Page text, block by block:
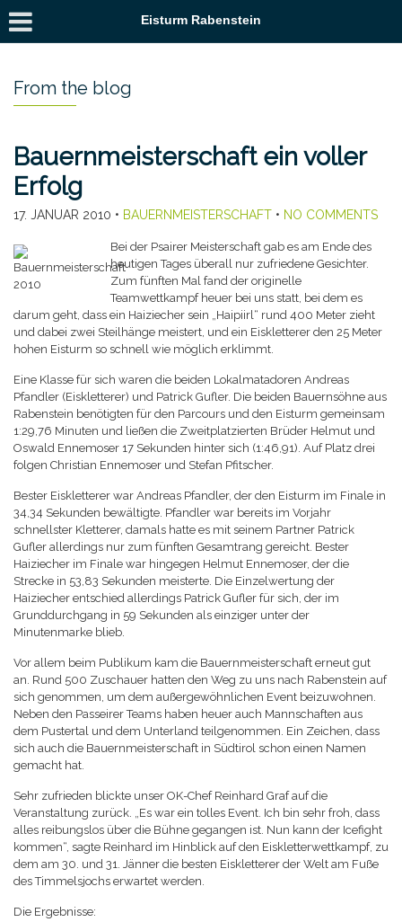
Eisturm Rabenstein
From the blog
Bauernmeisterschaft ein voller
Erfolg
17. JANUAR 2010 • BAUERNMEISTERSCHAFT • NO COMMENTS
Bei der Psairer Meisterschaft gab es am Ende des
heutigen Tages überall nur zufriedene Gesichter.
Zum fünften Mal fand der originelle
Teamwettkampf heuer bei uns statt, bei dem es
darum geht, dass ein Haiziecher sein „Haipiirl“ rund 400 Meter zieht
und dabei zwei Steilhänge meistert, und ein Eiskletterer den 25 Meter
hohen Eisturm so schnell wie möglich erklimmt.
Eine Klasse für sich waren die beiden Lokalmatadoren Andreas
Pfandler (Eiskletterer) und Patrick Gufler. Die beiden Bauernsöhne aus
Rabenstein benötigten für den Parcours und den Eisturm gemeinsam
1:29,76 Minuten und ließen die Zweitplatzierten Brüder Helmut und
Oswald Ennemoser 17 Sekunden hinter sich (1:46,91). Auf Platz drei
folgen Christian Ennemoser und Stefan Pfitscher.
Bester Eiskletterer war Andreas Pfandler, der den Eisturm im Finale in
34,34 Sekunden bewältigte. Pfandler war bereits im Vorjahr
schnellster Kletterer, damals hatte es mit seinem Partner Patrick
Gufler allerdings nur zum fünften Gesamtrang gereicht. Bester
Haiziecher im Finale war hingegen Helmut Ennemoser, der die
Strecke in 53,83 Sekunden meisterte. Die Einzelwertung der
Haiziecher entschied allerdings Patrick Gufler für sich, der im
Grunddurchgang in 59 Sekunden als einziger unter der
Minutenmarke blieb.
Vor allem beim Publikum kam die Bauernmeisterschaft erneut gut
an. Rund 500 Zuschauer hatten den Weg zu uns nach Rabenstein auf
sich genommen, um dem außergewöhnlichen Event beizuwohnen.
Neben den Passeirer Teams haben heuer auch Mannschaften aus
dem Pustertal und dem Unterland teilgenommen. Ein Zeichen, dass
sich auch die Bauernmeisterschaft in Südtirol schon einen Namen
gemacht hat.
Sehr zufrieden blickte unser OK-Chef Reinhard Graf auf die
Veranstaltung zurück. „Es war ein tolles Event. Ich bin sehr froh, dass
alles reibungslos über die Bühne gegangen ist. Nun kann der Icefight
kommen“, sagte Reinhard im Hinblick auf den Eiskletterwettkampf, zu
dem am 30. und 31. Jänner die besten Eiskletterer der Welt am Fuße
des Timmelsjochs erwartet werden.
Die Ergebnisse: